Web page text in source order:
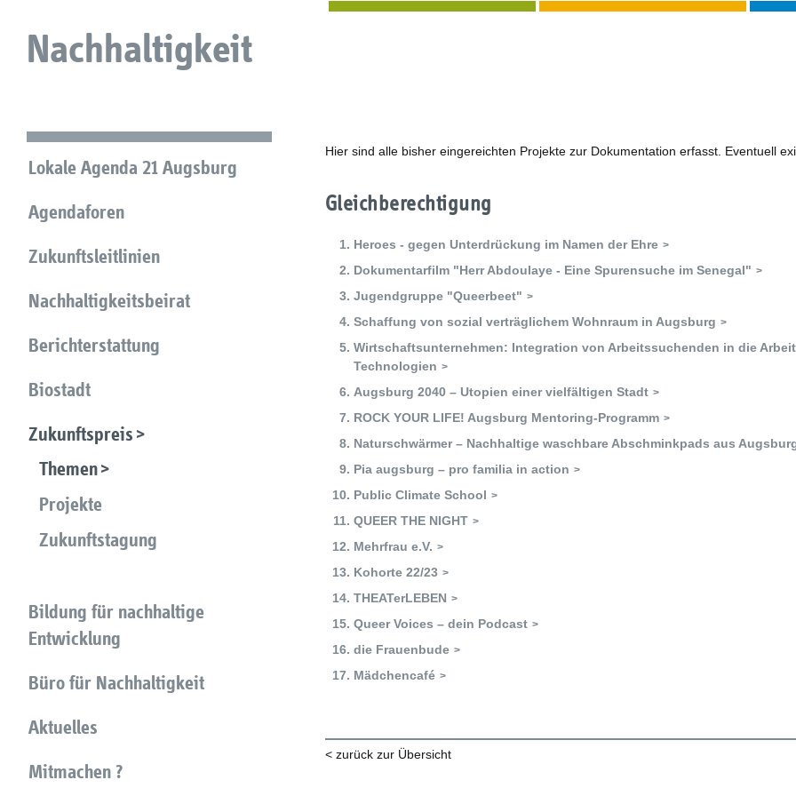
Nachhaltigkeit
Lokale Agenda 21 Augsburg
Agendaforen
Zukunftsleitlinien
Nachhaltigkeitsbeirat
Berichterstattung
Biostadt
Zukunftspreis
Themen
Projekte
Zukunftstagung
Bildung für nachhaltige
Entwicklung
Büro für Nachhaltigkeit
Aktuelles
Mitmachen ?
Hier sind alle bisher eingereichten Projekte zur Dokumentation erfasst. Eventuell
Gleichberechtigung
Heroes - gegen Unterdrückung im Namen der Ehre
Dokumentarfilm "Herr Abdoulaye - Eine Spurensuche im Senegal"
Jugendgruppe "Queerbeet"
Schaffung von sozial verträglichem Wohnraum in Augsburg
Wirtschaftsunternehmen: Integration von Arbeitssuchenden in die
Technologien
Augsburg 2040 – Utopien einer vielfältigen Stadt
ROCK YOUR LIFE! Augsburg Mentoring-Programm
Naturschwärmer – Nachhaltige waschbare Abschminkpads aus
Pia augsburg – pro familia in action
Public Climate School
QUEER THE NIGHT
Mehrfrau e.V.
Kohorte 22/23
THEATerLEBEN
Queer Voices – dein Podcast
die Frauenbude
Mädchencafé
< zurück zur Übersicht